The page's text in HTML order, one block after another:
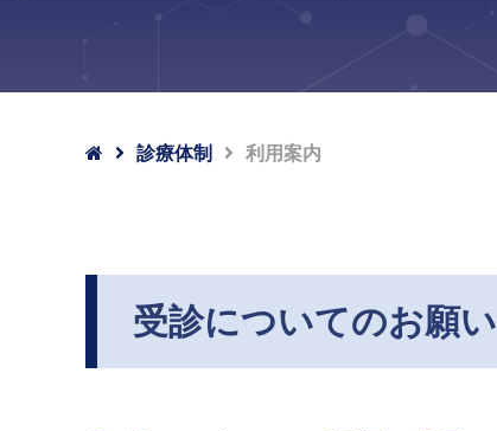
 診療体制 利用案内
受診についてのお願い